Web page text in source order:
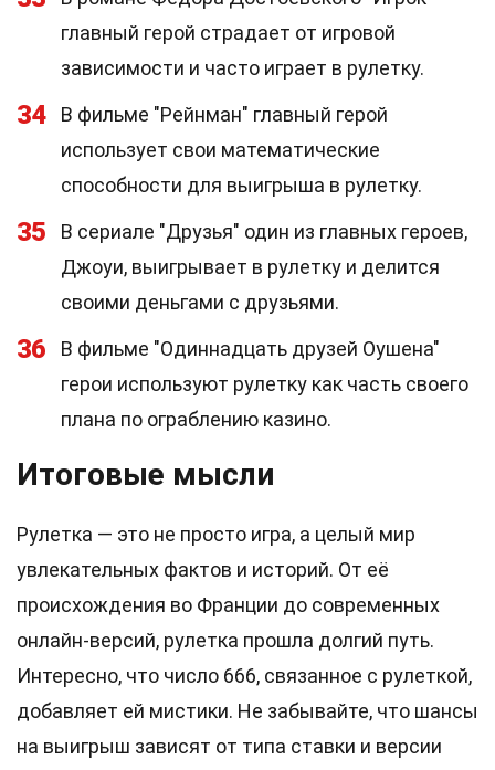
главный герой страдает от игровой
зависимости и часто играет в рулетку.
34
В фильме "Рейнман" главный герой
использует свои математические
способности для выигрыша в рулетку.
35
В сериале "Друзья" один из главных героев,
Джоуи, выигрывает в рулетку и делится
своими деньгами с друзьями.
36
В фильме "Одиннадцать друзей Оушена"
герои используют рулетку как часть своего
плана по ограблению казино.
Итоговые мысли
Рулетка — это не просто игра, а целый мир
увлекательных фактов и историй. От её
происхождения во Франции до современных
онлайн-версий, рулетка прошла долгий путь.
Интересно, что число 666, связанное с рулеткой,
добавляет ей мистики. Не забывайте, что шансы
на выигрыш зависят от типа ставки и версии